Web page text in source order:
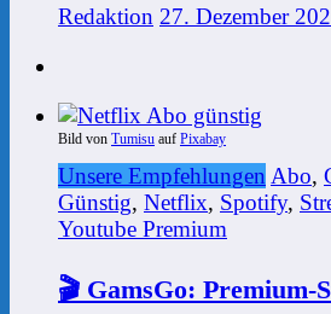
Redaktion 27. Dezember
Bild von Tumisu auf Pixabay
Unsere Empfehlungen Abo,
Günstig, Netflix, Spotify,
Youtube Premium
🎬 GamsGo: Premium-